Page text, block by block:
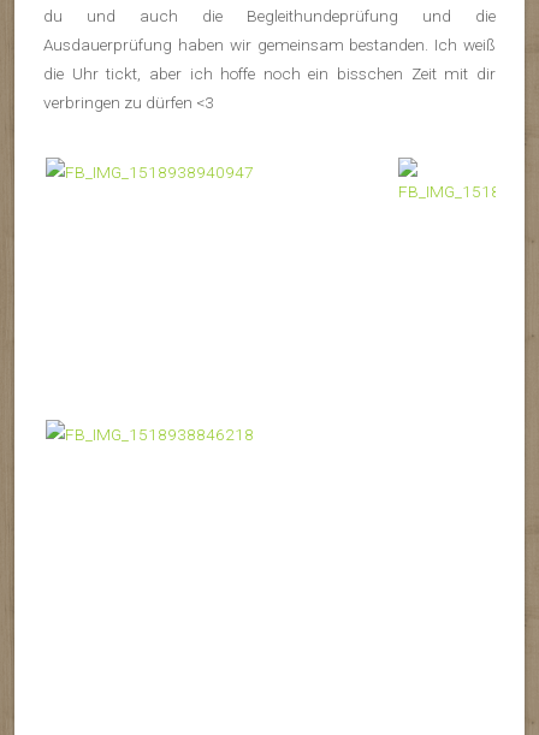
du und auch die Begleithundeprüfung und die
Ausdauerprüfung haben wir gemeinsam bestanden. Ich weiß
die Uhr tickt, aber ich hoffe noch ein bisschen Zeit mit dir
verbringen zu dürfen <3